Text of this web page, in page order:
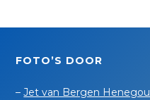
FOTO’S DOOR
–Jet van Bergen